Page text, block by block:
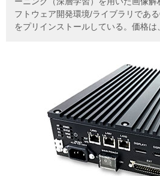
フトウェア開発環境/ライブラリであ
をプリインストールしている。価格は